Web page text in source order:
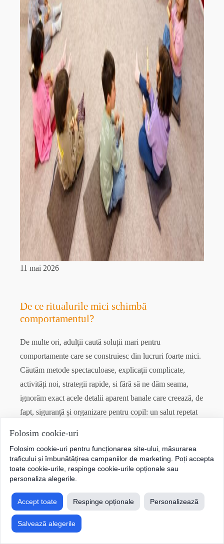
11 mai 2026
De ce ritualurile mici schimbă
comportamentul?
De multe ori, adulții caută soluții mari pentru
comportamente care se construiesc din lucruri foarte mici.
Căutăm metode spectaculoase, explicații complicate,
activități noi, strategii rapide, si fără să ne dăm seama,
ignorăm exact acele detalii aparent banale care creează, de
fapt, siguranță și organizare pentru copil: un salut repetat
Folosim cookie-uri
Folosim cookie-uri pentru funcționarea site-ului, măsurarea
traficului și îmbunătățirea campaniilor de marketing. Poți accepta
toate cookie-urile, respinge cookie-urile opționale sau
personaliza alegerile.
Accept toate Respinge opționale Personalizează
Salvează alegerile